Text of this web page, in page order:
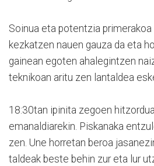
Soinua eta potentzia
kezkatzen nauen gauza da eta
gainean egoten ahalegintzen
teknikoan aritu zen lantaldea
18:30tan ipinita zegoen
emanaldiarekin. Piskanaka
zen. Une horretan beroa
taldeak beste behin zur eta lur